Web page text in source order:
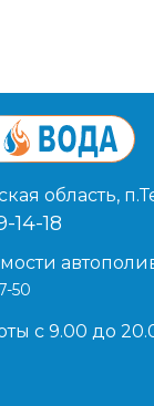
область,
14-18
50
с 9.00 до